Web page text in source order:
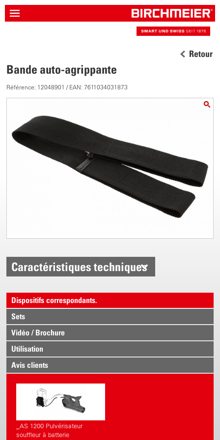
Retour
Bande auto-agrippante
Référence: 12048901 / EAN: 7611034031873
Caractéristiques techniques
Dispositifs correspondants.
Sets
Vidéo / Brochure
Utilisation
Avis clients
_AS 1200 Pulvérisateur
souffleur à batterie